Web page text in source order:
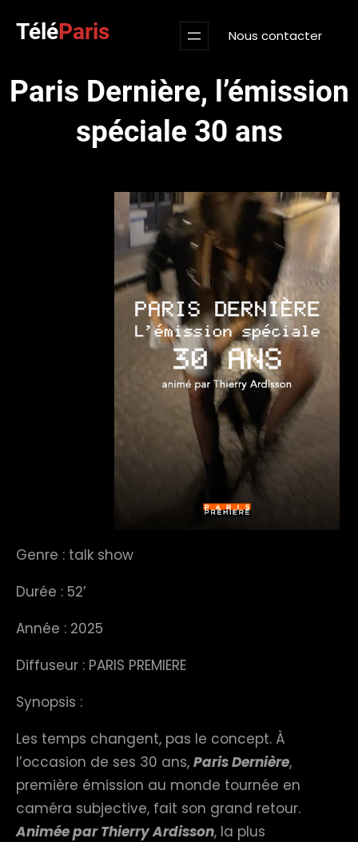
TéléParis Nous contacter
Paris Dernière, l’émission
spéciale 30 ans
Genre : talk show
Durée : 52’
Année : 2025
Diffuseur : PARIS PREMIERE
Synopsis :
Les temps changent, pas le concept. À
l’occasion de ses 30 ans, Paris Dernière,
première émission au monde tournée en
caméra subjective, fait son grand retour.
Animée par Thierry Ardisson, la plus